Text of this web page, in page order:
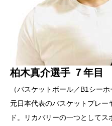
柏木真介選手 ７年目
（バスケットボール／B1シーホ
元日本代表のバスケットプレ
ド。リカバリーの一つとして